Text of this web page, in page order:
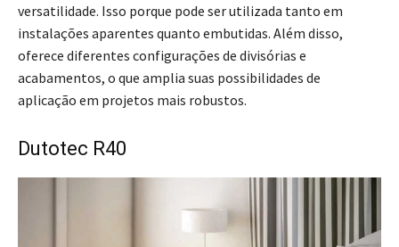
versatilidade. Isso porque pode ser utilizada tanto em
instalações aparentes quanto embutidas. Além disso,
oferece diferentes configurações de divisórias e
acabamentos, o que amplia suas possibilidades de
aplicação em projetos mais robustos.
Dutotec R40